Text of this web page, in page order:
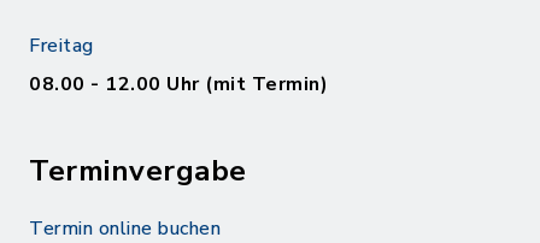
Freitag
08.00 - 12.00 Uhr (mit Termin)
Terminvergabe
Termin online buchen